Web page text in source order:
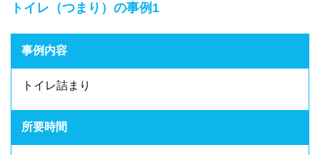
トイレ（つまり）の事例1
事例内容
トイレ詰まり
所要時間